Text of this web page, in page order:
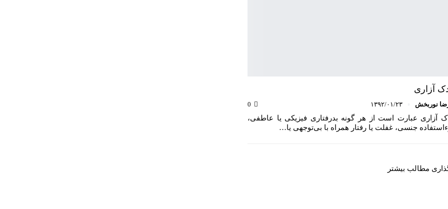
آزاری
نوربخش ۱۳۹۲/۰۱/۲۳
آزاری عبارت است از هر گونه بدرفتاری فیزیکی یا عاطفی،
جنسی، غفلت یا رفتار همراه با بی‌توجهی یا…
مطالب بیشتر